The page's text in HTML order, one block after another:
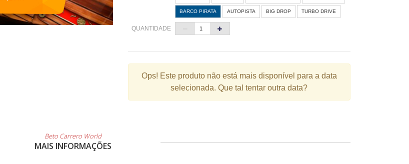
1
24 25
30 31
BARCO PIRATA AUTOPISTA BIG DROP TURBO DRIVE
QUANTIDADE
Ops! Este produto não está mais disponível para a data
selecionada. Que tal tentar outra data?
Beto Carrero World
MAIS INFORMAÇÕES